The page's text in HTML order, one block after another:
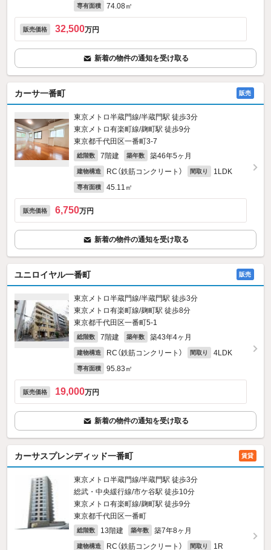
専有面積 74.08㎡
販売価格 32,500万円
新着の物件の通知を受け取る
カーサ一番町 販売
東京メトロ半蔵門線/半蔵門駅 徒歩3分
東京メトロ有楽町線/麹町駅 徒歩9分
東京都千代田区一番町3‐7
総階数 7階建 築年数 築46年5ヶ月
建物構造 RC（鉄筋コンクリート） 間取り 1LDK
専有面積 45.11㎡
販売価格 6,750万円
新着の物件の通知を受け取る
ユニロイヤル一番町 販売
東京メトロ半蔵門線/半蔵門駅 徒歩3分
東京メトロ有楽町線/麹町駅 徒歩8分
東京都千代田区一番町5‐1
総階数 7階建 築年数 築43年4ヶ月
建物構造 RC（鉄筋コンクリート） 間取り 4LDK
専有面積 95.83㎡
販売価格 19,000万円
新着の物件の通知を受け取る
カーサスプレンディッド一番町 賃貸
東京メトロ半蔵門線/半蔵門駅 徒歩3分
総武・中央緩行線/市ケ谷駅 徒歩10分
東京メトロ有楽町線/麹町駅 徒歩9分
東京都千代田区一番町
総階数 13階建 築年数 築7年8ヶ月
建物構造 RC（鉄筋コンクリート） 間取り 1R